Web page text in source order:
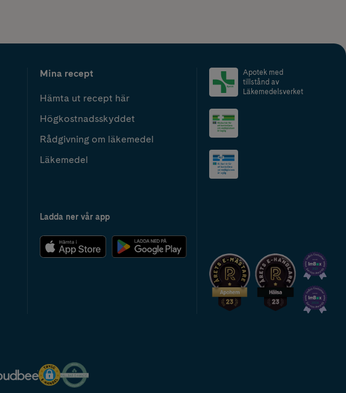
Mina recept
Hämta ut recept här
Högkostnadsskyddet
Rådgivning om läkemedel
Läkemedel
Ladda ner vår app
Apotek med
tillstånd av
Läkemedelsverket
2024